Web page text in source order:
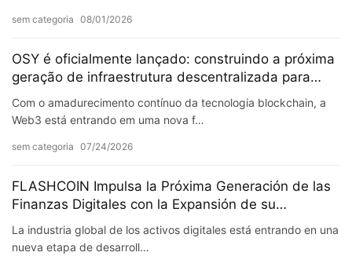
sem categoria 08/01/2026
OSY é oficialmente lançado: construindo a próxima
geração de infraestrutura descentralizada para
armazenamento de dados e ativos digitais
Com o amadurecimento contínuo da tecnologia blockchain, a
Web3 está entrando em uma nova f…
sem categoria 07/24/2026
FLASHCOIN Impulsa la Próxima Generación de las
Finanzas Digitales con la Expansión de su
Ecosistema Global
La industria global de los activos digitales está entrando en una
nueva etapa de desarroll…